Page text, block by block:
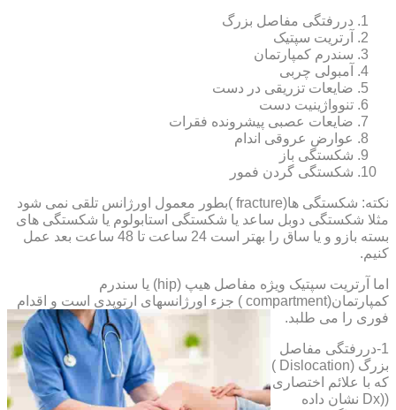
دررفتگی مفاصل بزرگ
آرتریت سپتیک
سندرم کمپارتمان
آمبولی چربی
ضایعات تزریقی در دست
تنوواژینیت دست
ضایعات عصبی پیشرونده فقرات
عوارض عروقی اندام
شکستگی باز
شکستگی گردن فمور
نکته: شکستگی ها(fracture )بطور معمول اورژانس تلقی نمی شود
مثلا شکستگی دوبل ساعد یا شکستگی استابولوم یا شکستگی های
بسته بازو و یا ساق را بهتر است 24 ساعت تا 48 ساعت بعد عمل
کنیم.
اما آرتریت سپتیک ویژه مفاصل هیپ (hip) یا سندرم
کمپارتمان(compartment ) جزء اورژانسهای ارتوپدی است و اقدام
فوری را می طلبد.
1-دررفتگی مفاصل
بزرگ (Dislocation )
که با علائم اختصاری
((Dx نشان داده